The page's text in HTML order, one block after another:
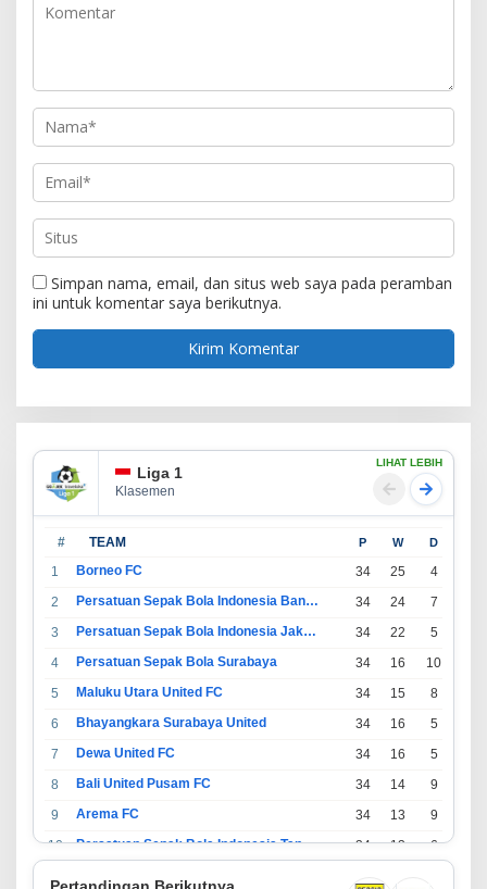
Simpan nama, email, dan situs web saya pada peramban
ini untuk komentar saya berikutnya.
Liga 1
Klasemen
LIHAT LEBIH
# TEAM P W D
1 Borneo FC 34 25 4
2
Persatuan Sepak Bola Indonesia Bandung 34 24 7
3
Persatuan Sepak Bola Indonesia Jakarta 34 22 5
4
Persatuan Sepak Bola Surabaya 34 16 10
5
Maluku Utara United FC 34 15 8
6
Bhayangkara Surabaya United 34 16 5
7
Dewa United FC 34 16 5
8
Bali United Pusam FC 34 14 9
9
Arema FC 34 13 9
10
Persatuan Sepak Bola Indonesia Tangerang 34 13 6
Pertandingan Berikutnya